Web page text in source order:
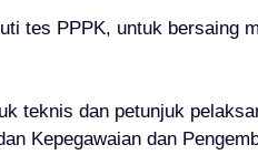
tes PPPK, untuk bersaing
teknis dan petunjuk
Kepegawaian dan